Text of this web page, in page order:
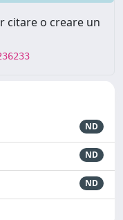
citare o creare un
ND
ND
ND